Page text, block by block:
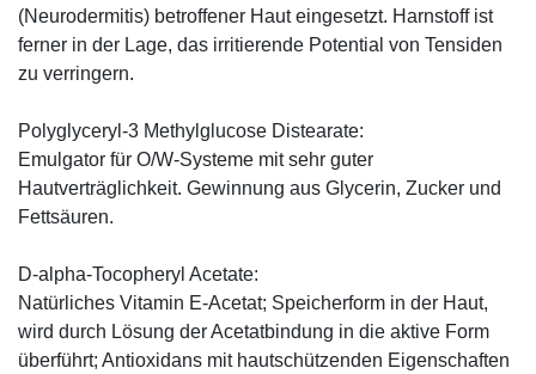
(Neurodermitis) betroffener Haut eingesetzt. Harnstoff ist
ferner in der Lage, das irritierende Potential von Tensiden
zu verringern.
Polyglyceryl-3 Methylglucose Distearate:
Emulgator für O/W-Systeme mit sehr guter
Hautverträglichkeit. Gewinnung aus Glycerin, Zucker und
Fettsäuren.
D-alpha-Tocopheryl Acetate:
Natürliches Vitamin E-Acetat; Speicherform in der Haut,
wird durch Lösung der Acetatbindung in die aktive Form
überführt; Antioxidans mit hautschützenden Eigenschaften